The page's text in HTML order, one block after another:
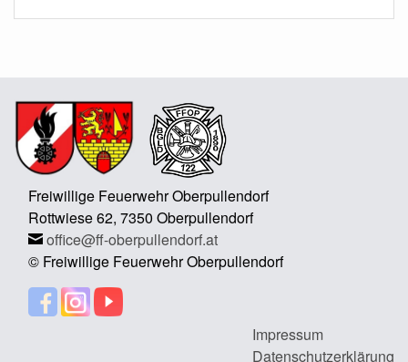
Freiwillige Feuerwehr Oberpullendorf
Rottwiese 62, 7350 Oberpullendorf
office@ff-oberpullendorf.at
© Freiwillige Feuerwehr Oberpullendorf
Impressum
Datenschutzerklärung